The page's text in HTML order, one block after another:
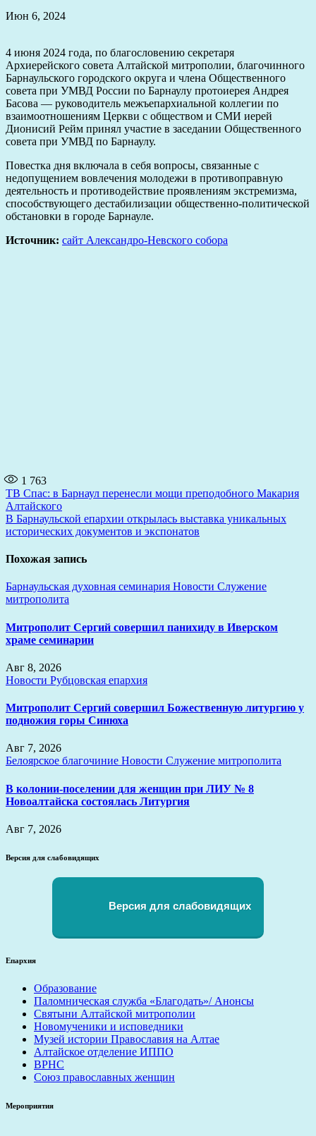
Июн 6, 2024
4 июня 2024 года, по благословению секретаря
Архиерейского совета Алтайской митрополии, благочинного
Барнаульского городского округа и члена Общественного
совета при УМВД России по Барнаулу протоиерея Андрея
Басова — руководитель межъепархиальной коллегии по
взаимоотношениям Церкви с обществом и СМИ иерей
Дионисий Рейм принял участие в заседании Общественного
совета при УМВД по Барнаулу.
Повестка дня включала в себя вопросы, связанные с
недопущением вовлечения молодежи в противоправную
деятельность и противодействие проявлениям экстремизма,
способствующего дестабилизации общественно-политической
обстановки в городе Барнауле.
Источник: сайт Александро-Невского собора
1 763
Навигация
по
записям
ТВ Спас: в Барнаул перенесли мощи преподобного Макария
Алтайского
В Барнаульской епархии открылась выставка уникальных
исторических документов и экспонатов
Похожая запись
Барнаульская духовная семинария Новости Служение
митрополита
Митрополит Сергий совершил панихиду в Иверском
храме семинарии
Авг 8, 2026
Новости Рубцовская епархия
Митрополит Сергий совершил Божественную литургию у
подножия горы Синюха
Авг 7, 2026
Белоярское благочиние Новости Служение митрополита
В колонии-поселении для женщин при ЛИУ № 8
Новоалтайска состоялась Литургия
Авг 7, 2026
Версия для слабовидящих
Версия для слабовидящих
Епархия
Образование
Паломническая служба «Благодать»/ Анонсы
Святыни Алтайской митрополии
Новомученики и исповедники
Музей истории Православия на Алтае
Алтайское отделение ИППО
ВРНС
Союз православных женщин
Мероприятия